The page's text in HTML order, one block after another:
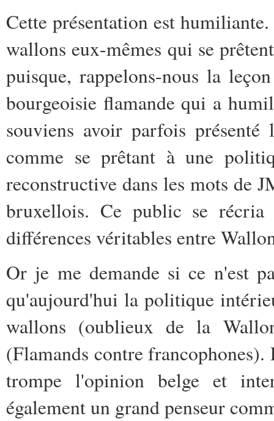
Cette présentation est
wallons eux-mêmes qui se
puisque, rappelons-nous la
bourgeoisie flamande qui a
souviens avoir parfois
comme se prêtant à une
reconstructive dans les mots de
bruxellois. Ce public se
différences véritables entre
Or je me demande si ce n'est
qu'aujourd'hui la politique
wallons (oublieux de la
(Flamands contre
trompe l'opinion belge et
également un grand penseur